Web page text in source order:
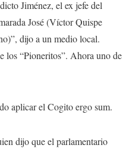
Jiménez, el ex jefe del
José (Víctor Quispe
dijo a un medio local.
los “Pioneritos”. Ahora uno de
aplicar el Cogito ergo sum.
dijo que el parlamentario